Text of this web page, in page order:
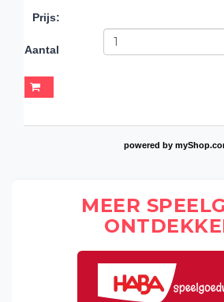
Prijs:
Aantal
powered by
MEER